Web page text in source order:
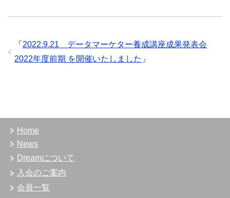
「 2022.9.21 データマーケター養成講座成果発表会
2022年度前期 を開催いたしました 」
Home
News
Dreamについて
入会のご案内
会員一覧